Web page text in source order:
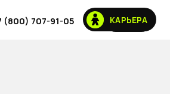
HUMANS
КАРЬЕРА